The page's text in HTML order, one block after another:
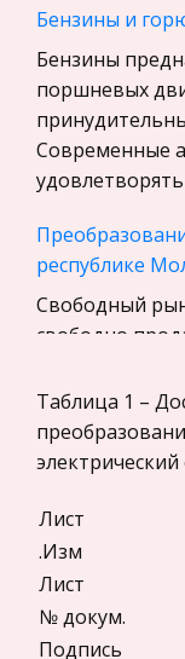
Уголовное
Экскурсии
Маркетинг,
Религия
Теория
История
права
Бензины и
Бензины
поршневых
Современные
республике
Свободный
свободно
Жуковский
Организатор и
Центрального
института
Егорович [5
Таблица 1 –
электрический
Лист
.Изм
Лист
№ докум.
Подпись